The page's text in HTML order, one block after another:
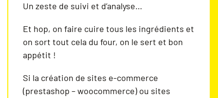
Un zeste de suivi et d’analyse…
Et hop, on faire cuire tous les ingrédients et
on sort tout cela du four, on le sert et bon
appétit !
Si la création de sites e-commerce
(prestashop – woocommerce) ou sites